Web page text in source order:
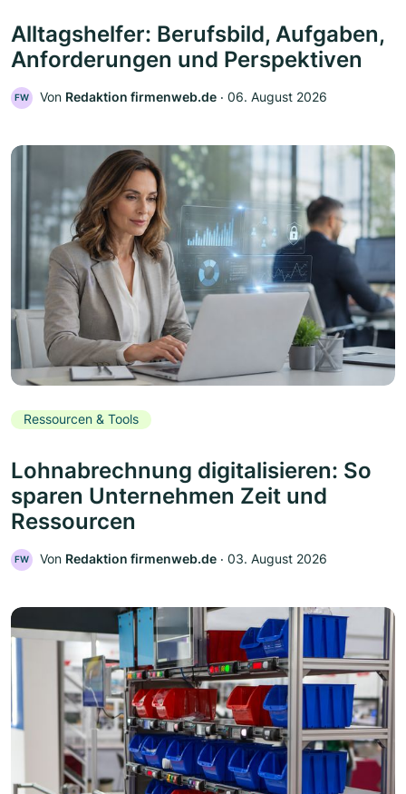
Alltagshelfer: Berufsbild, Aufgaben,
Anforderungen und Perspektiven
FW Von Redaktion firmenweb.de ‧ 06. August 2026
Ressourcen & Tools
Lohnabrechnung digitalisieren: So
sparen Unternehmen Zeit und
Ressourcen
FW Von Redaktion firmenweb.de ‧ 03. August 2026